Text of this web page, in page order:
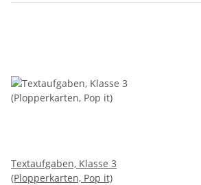
Textaufgaben, Klasse 3
(Plopperkarten, Pop it)